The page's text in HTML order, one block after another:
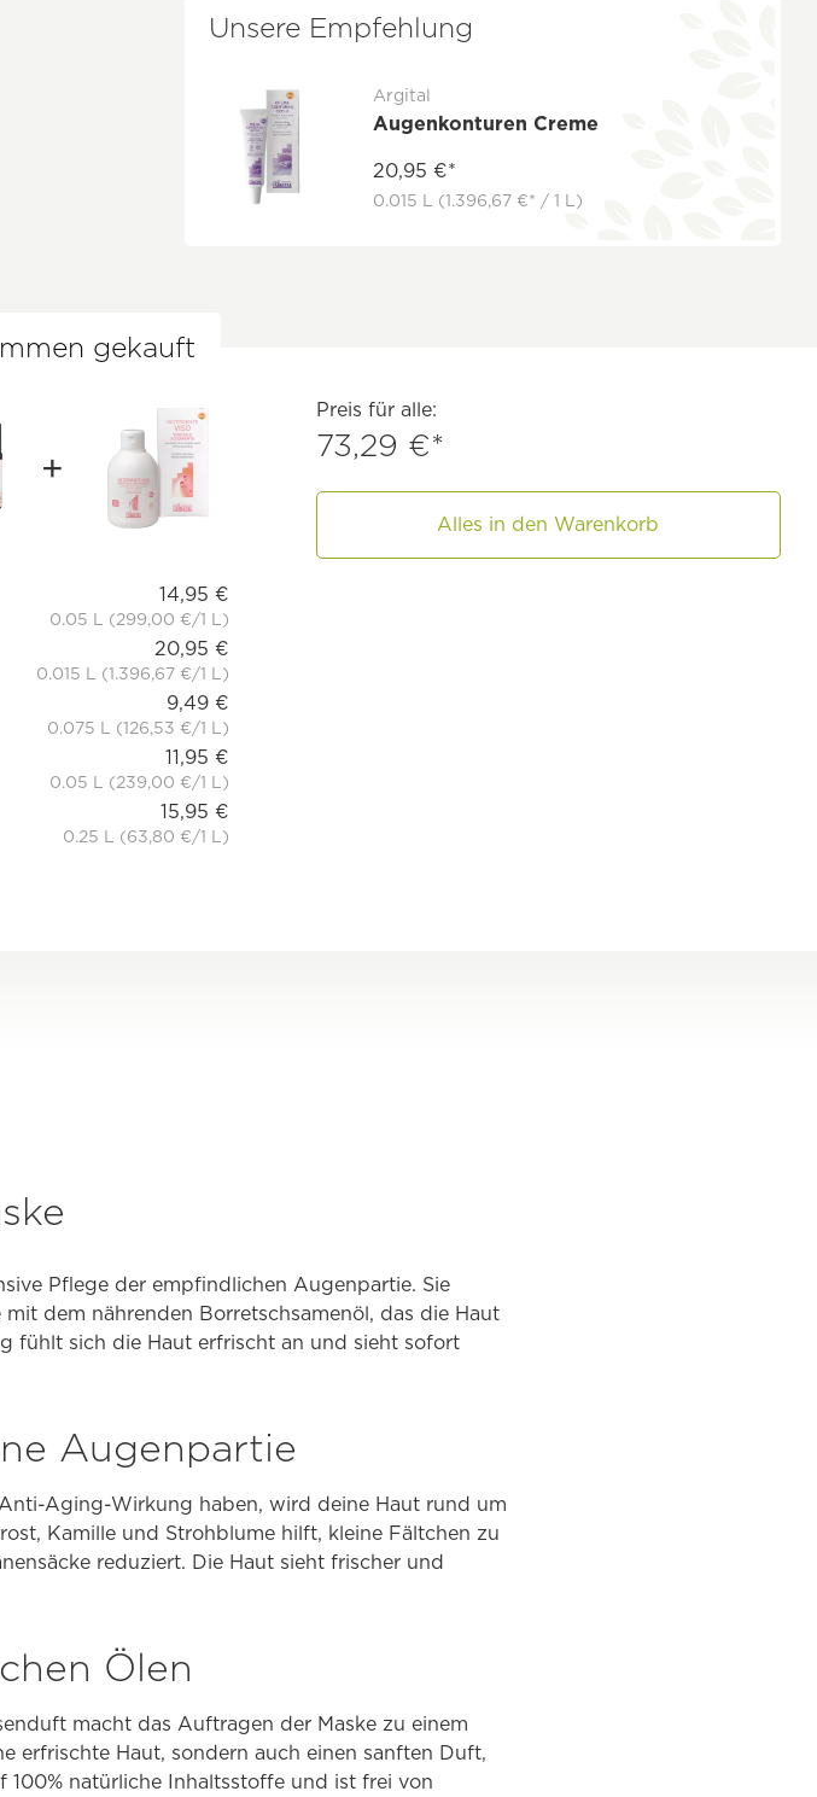
Unsere Empfehlung
Argital
Augenkonturen Creme
20,95 €*
0.015 L (1.396,67 €* / 1 L)
gekauft
Preis für alle:
73,29 €*
Alles in den Warenkorb
14,95 €
0.05 L (299,00 €/1 L)
20,95 €
0.015 L (1.396,67 €/1 L)
9,49 €
0.075 L (126,53 €/1 L)
11,95 €
0.05 L (239,00 €/1 L)
15,95 €
0.25 L (63,80 €/1 L)
Pflege der empfindlichen Augenpartie. Sie
dem nährenden Borretschsamenöl, das die Haut
fühlt sich die Haut erfrischt an und sieht sofort
Augenpartie
Aging-Wirkung haben, wird deine Haut rund um
Kamille und Strohblume hilft, kleine Fältchen zu
reduziert. Die Haut sieht frischer und
Ölen
macht das Auftragen der Maske zu einem
erfrischte Haut, sondern auch einen sanften Duft,
natürliche Inhaltsstoffe und ist frei von